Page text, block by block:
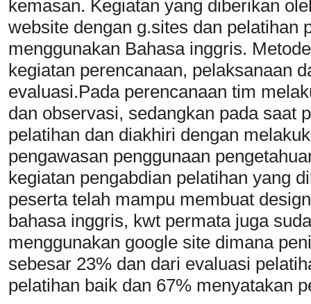
kemasan. Kegiatan yang diberikan
website dengan g.sites dan pelatihan
menggunakan Bahasa inggris.
kegiatan perencanaan, pelaksanaan
evaluasi.Pada perencanaan tim
dan observasi, sedangkan pada saat
pelatihan dan diakhiri dengan
pengawasan penggunaan
kegiatan pengabdian pelatihan yang
peserta telah mampu membuat
bahasa inggris, kwt permata juga
menggunakan google site dimana
sebesar 23% dan dari evaluasi
pelatihan baik dan 67% menyatakan